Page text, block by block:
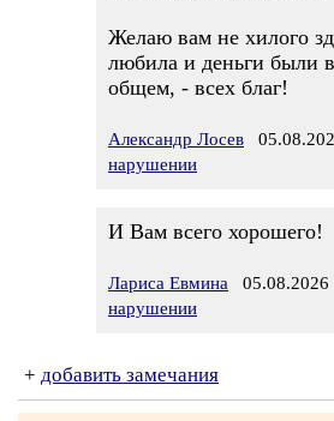
Желаю вам не хилого
любила и деньги были
общем, - всех благ!
Александр Лосев
нарушении
И Вам всего хорошего!
Лариса Евмина 05.08.2026
нарушении
+ добавить замечания